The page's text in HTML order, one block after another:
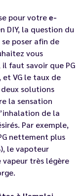
pour votree-
DIY, la question du
poser afin de
vous
faut savoir que PG
VG le taux de
solutions
la sensation
de la
Par exemple,
nettement plus
le vapoteur
vapeur très légère